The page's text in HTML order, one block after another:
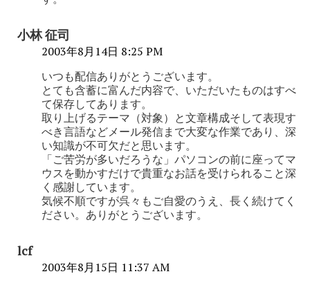
小林 征司
2003年8月14日 8:25 PM
いつも配信ありがとうございます。
とても含蓄に富んだ内容で、いただいたものはすべ
て保存してあります。
取り上げるテーマ（対象）と文章構成そして表現す
べき言語などメール発信まで大変な作業であり、深
い知識が不可欠だと思います。
「ご苦労が多いだろうな」パソコンの前に座ってマ
ウスを動かすだけで貴重なお話を受けられること深
く感謝しています。
気候不順ですが呉々もご自愛のうえ、長く続けてく
ださい。ありがとうございます。
lcf
2003年8月15日 11:37 AM